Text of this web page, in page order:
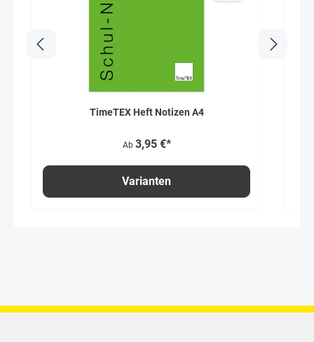
TimeTEX Heft Notizen A4
Ab 3,95 €*
Varianten